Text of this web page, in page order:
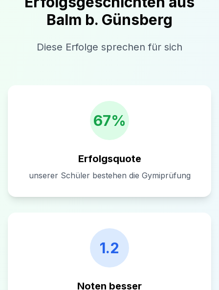
Balm b. Günsberg
Diese Erfolge sprechen für sich
67%
Erfolgsquote
unserer Schüler bestehen die Gymiprüfung
1.2
Noten besser